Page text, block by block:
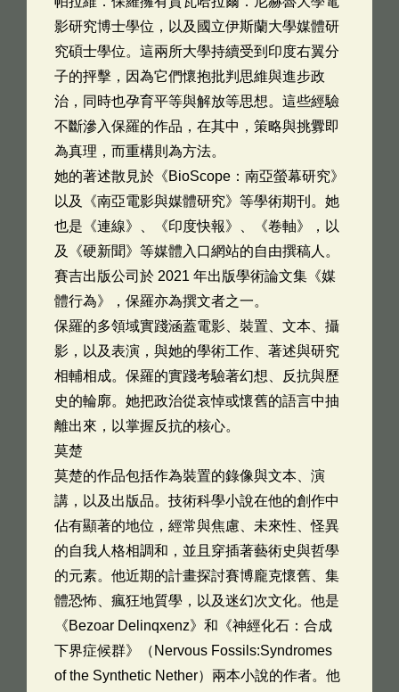
影研究博士學位，以及國立伊斯蘭大學媒體研
究碩士學位。這兩所大學持續受到印度右翼分
子的抨擊，因為它們懷抱批判思維與進步政
治，同時也孕育平等與解放等思想。這些經驗
不斷滲入保羅的作品，在其中，策略與挑釁即
為真理，而重構則為方法。
她的著述散見於《BioScope：南亞螢幕研究》
以及《南亞電影與媒體研究》等學術期刊。她
也是《連線》、《印度快報》、《卷軸》，以
及《硬新聞》等媒體入口網站的自由撰稿人。
賽吉出版公司於 2021 年出版學術論文集《媒
體行為》，保羅亦為撰文者之一。
保羅的多領域實踐涵蓋電影、裝置、文本、攝
影，以及表演，與她的學術工作、著述與研究
相輔相成。保羅的實踐考驗著幻想、反抗與歷
史的輪廓。她把政治從哀悼或懷舊的語言中抽
離出來，以掌握反抗的核心。
莫楚
莫楚的作品包括作為裝置的錄像與文本、演
講，以及出版品。技術科學小說在他的創作中
佔有顯著的地位，經常與焦慮、未來性、怪異
的自我人格相調和，並且穿插著藝術史與哲學
的元素。他近期的計畫探討賽博龐克懷舊、集
體恐怖、瘋狂地質學，以及迷幻次文化。他是
《Bezoar Delinqxenz》和《神經化石：合成
下界症候群》（Nervous Fossils:Syndromes
of the Synthetic Nether）兩本小說的作者。他